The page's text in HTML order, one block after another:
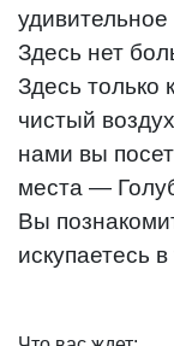
Здесь нет
Здесь только
чистый
нами вы
места —
Вы
искупаетесь